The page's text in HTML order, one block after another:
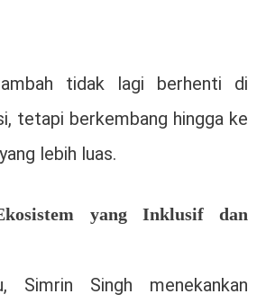
tidak lagi berhenti di
tetapi berkembang hingga ke
lebih luas.
yang Inklusif dan
Simrin Singh menekankan